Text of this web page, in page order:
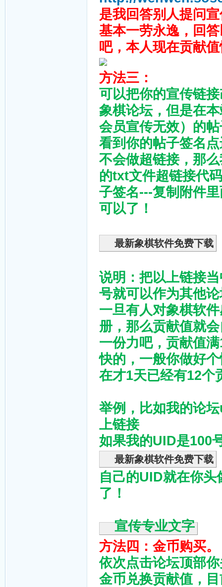
是我回答别人提问
基本一劳永逸，回
吧，本人现在贡献
方法三：
可以把你的宣传链
象棋论坛，但是在
会员宣传无效）的
看到你的帖子签名
不会做超链接，那
的txt文件超链接代
子签名---复制附件
可以了！
最新象棋软件免费下载
说明：把以上链接
号就可以作为其他
一旦有人对象棋软
册，那么贡献值就
一份力吧，贡献值
快的，一般你做好
在才1天已经有12个
举例，比如我的论
上链接
如果我的UID是100
最新象棋软件免费下载
自己的UID就在你
了！
宣传专业文字
方法四：金币购买。
依次点击论坛顶部
金币兑换贡献值，